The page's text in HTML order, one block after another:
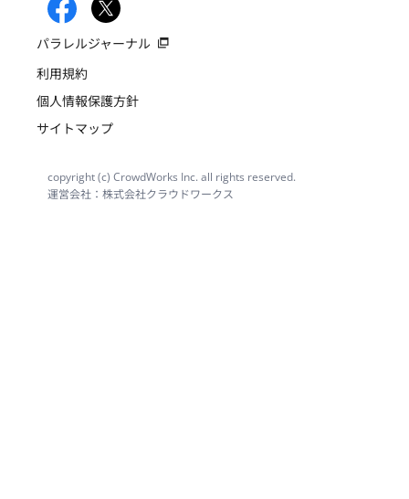
パラレルジャーナル
利用規約
個人情報保護方針
サイトマップ
copyright (c) CrowdWorks Inc. all rights reserved.
運営会社：株式会社クラウドワークス